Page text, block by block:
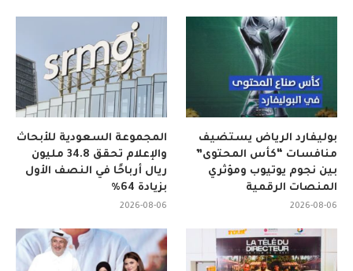
المجموعة السعودية للأبحاث
والإعلام تحقق 34.8 مليون
ريال أرباحًا في النصف الأول
بزيادة 64%
2026-08-06
بوليفارد الرياض يستضيف
منافسات “كأس المحتوى”
بين نجوم يوتيوب ومؤثري
المنصات الرقمية
2026-08-06